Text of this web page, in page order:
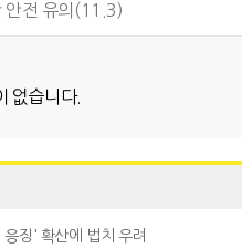
안전 유의(11.3)
없습니다.
징' 확산에 법치 우려